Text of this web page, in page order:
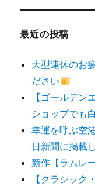
象:
最近の投稿
大型連休のお
ださい
【ゴールデ
ショップでも
幸運を呼ぶ空
日新聞に掲載
新作【ラムレ
【クラシック